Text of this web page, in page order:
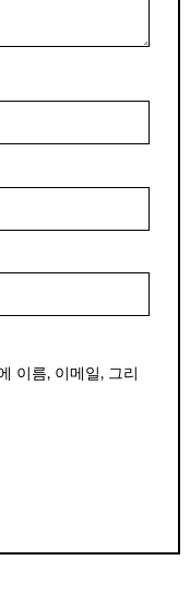
이름, 이메일, 그리